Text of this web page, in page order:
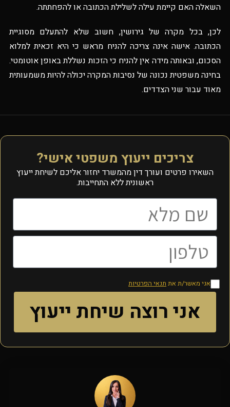
השאלה האם קיימת עילה לשלילת הכתובה או להפחתתה.
לכן, בכל מקרה של גירושין, חשוב שלא להתעלם מסוגיית
הכתובה. אישה אינה צריכה להניח מראש כי היא זכאית למלוא
הסכום, ובאותה מידה אין להניח כי הזכות נשללת באופן אוטומטי.
בחינה משפטית נכונה של נסיבות המקרה יכולה להיות משמעותית
מאוד עבור שני הצדדים.
צריכים ייעוץ משפטי אישי?
השאירו פרטים ועורך דין מהמשרד יחזור אליכם לשיחת ייעוץ
ראשונית ללא התחייבות.
אני מאשר/ת את תנאי הפרטיות
אני רוצה שיחת ייעוץ